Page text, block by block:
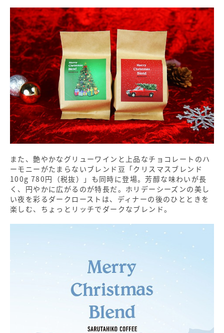
また、艶やかなグリューワインと上品なチョコレートのハ
ーモニーがたまらないブレンド豆「クリスマスブレンド
100g 780円（税抜）」も同時に登場。芳醇な味わいが長
く、円やかに広がるのが特長だ。ホリデーシーズンの美し
い夜を彩るダークローストは、ディナーの後のひとときを
楽しむ、ちょっとリッチでダークなブレンド。